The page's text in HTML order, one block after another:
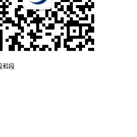
和段